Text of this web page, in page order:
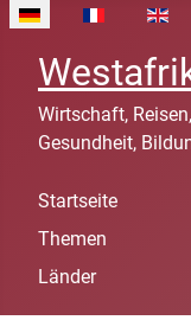
Sprache auswählen
Wirtschaft,
Gesundheit,
Startseite
Themen
Länder